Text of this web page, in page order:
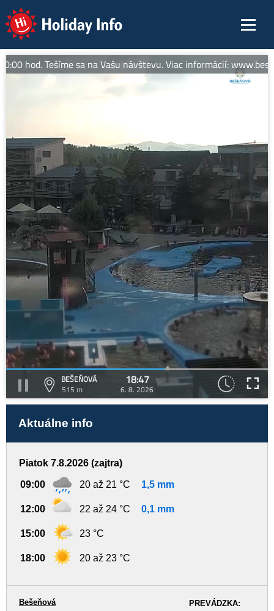
Holiday Info
hod. Tešíme sa na Vašu návštevu. Viac informácií:
BEŠEŇOVÁ
515 m
18:47
6. 8. 2026
Aktuálne info
Piatok 7.8.2026 (zajtra)
09:00 20 až 21 °C 1,5 mm
12:00 22 až 24 °C 0,1 mm
15:00 23 °C
18:00 20 až 23 °C
PREVÁDZKA:
Bešeňová